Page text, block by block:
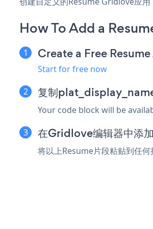
How To Add a
Create a Free
Start for free now
复制
Your code block will be
在Gridlove编辑器中添
将以上Resume片段粘贴到任